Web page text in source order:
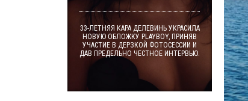
33-ЛЕТНЯЯ КАРА ДЕЛЕВИНЬ УКРАСИЛА
НОВУЮ ОБЛОЖКУ PLAYBOY, ПРИНЯВ
УЧАСТИЕ В ДЕРЗКОЙ ФОТОСЕССИИ И
ДАВ ПРЕДЕЛЬНО ЧЕСТНОЕ ИНТЕРВЬЮ.